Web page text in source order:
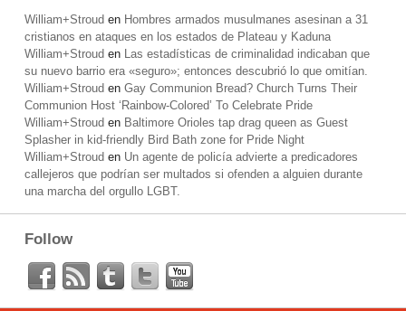
William+Stroud en Hombres armados musulmanes asesinan a 31
cristianos en ataques en los estados de Plateau y Kaduna
William+Stroud en Las estadísticas de criminalidad indicaban que
su nuevo barrio era «seguro»; entonces descubrió lo que omitían.
William+Stroud en Gay Communion Bread? Church Turns Their
Communion Host ‘Rainbow-Colored’ To Celebrate Pride
William+Stroud en Baltimore Orioles tap drag queen as Guest
Splasher in kid-friendly Bird Bath zone for Pride Night
William+Stroud en Un agente de policía advierte a predicadores
callejeros que podrían ser multados si ofenden a alguien durante
una marcha del orgullo LGBT.
Follow